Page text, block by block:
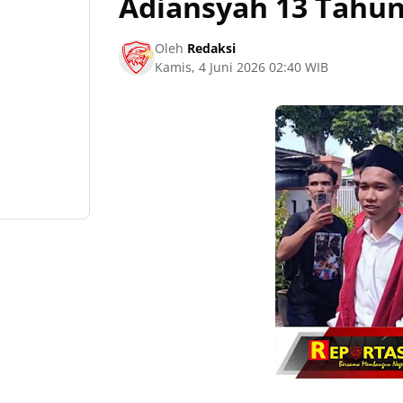
Oleh Redaksi
Kamis, 4 Juni 2026 02:40 WIB